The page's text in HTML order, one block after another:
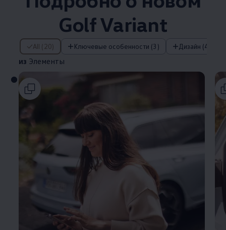
Golf Variant
All (20) Ключевые особенности (3) Дизайн (4)
из Элементы
из Элементы